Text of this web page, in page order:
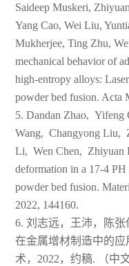
Saideep Muskeri,
Yang Cao, Wei Liu,
Mukherjee, Ting Zhu,
mechanical behavior of
high-entropy alloys:
powder bed fusion. Acta
5. Dandan Zhao, Yifeng
Wang, Changyong Liu,
Li, Wen Chen, Zhiyuan
deformation in a 17-4 PH
powder bed fusion.
2022, 144160.
6. 刘志远，王沛，陈
在金属增材制造中的
术，2022，约稿. （中